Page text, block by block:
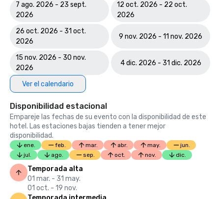
7 ago. 2026 - 23 sept.
2026
12 oct. 2026 - 22 oct.
2026
26 oct. 2026 - 31 oct.
2026
9 nov. 2026 - 11 nov. 2026
15 nov. 2026 - 30 nov.
2026
4 dic. 2026 - 31 dic. 2026
Ver el calendario
Disponibilidad estacional
Empareje las fechas de su evento con la disponibilidad de este
hotel. Las estaciones bajas tienden a tener mejor
disponibilidad.
ene. feb. mar. abr. may.
jun.
jul.
ago. sep. oct. nov. dic.
Temporada alta
01 mar. - 31 may.
01 oct. - 19 nov.